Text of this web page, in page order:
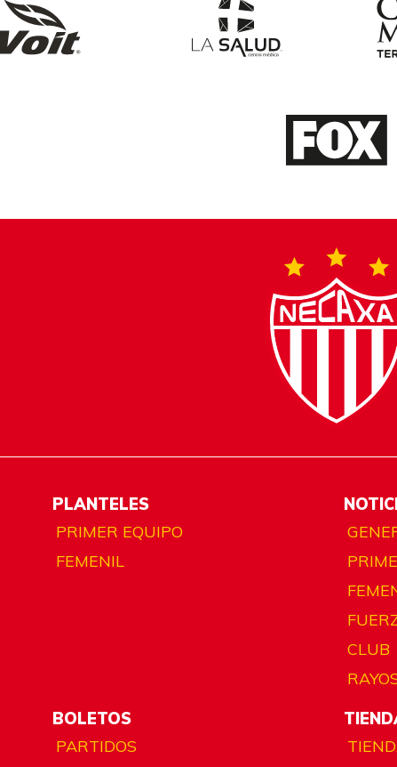
PLANTELES
PRIMER EQUIPO
FEMENIL
CLUB
BOLETOS
PARTIDOS